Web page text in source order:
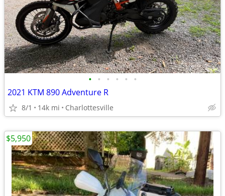
• • • • • •
2021 KTM 890 Adventure R
8/1 14k mi Charlottesville
$5,950